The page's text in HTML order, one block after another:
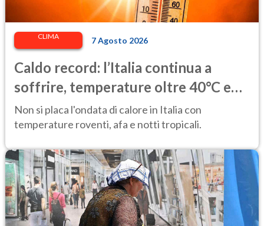
CLIMA 7 Agosto 2026
Caldo record: l’Italia continua a
soffrire, temperature oltre 40°C e
afa per altri 10 giorni
Non si placa l'ondata di calore in Italia con
temperature roventi, afa e notti tropicali.